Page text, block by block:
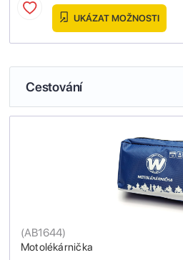
UKÁZAT MOŽNOSTI
Cestování
Motolékárnička
(AB1644)